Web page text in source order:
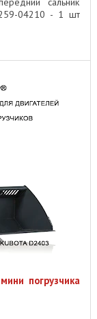
04210 - 1 шт
погрузчика